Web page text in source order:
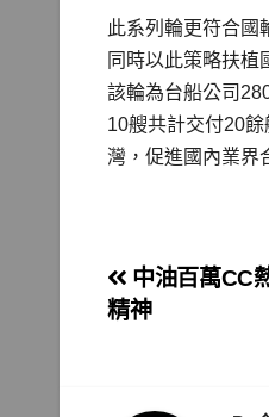
此系列輪更符合國
同時以此策略扶植
該輪為台船公司
10艘共計交付20
灣，促進國內業界
文
章
中油百萬CC
精神